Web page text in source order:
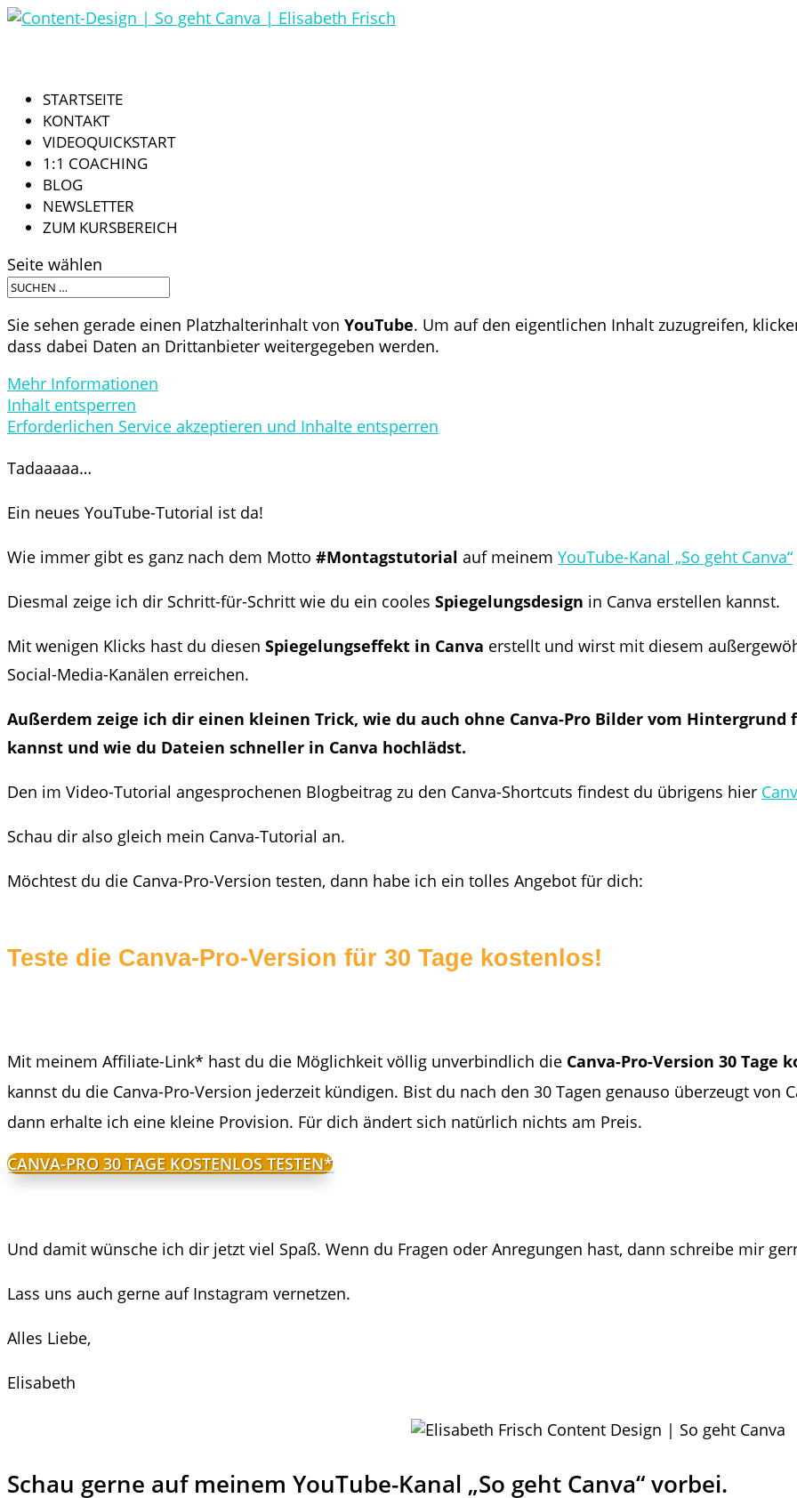
STARTSEITE
KONTAKT
VIDEOQUICKSTART
1:1 COACHING
BLOG
NEWSLETTER
ZUM KURSBEREICH
Seite wählen
Sie sehen gerade einen Platzhalterinhalt von YouTube. Um auf den eigentlichen Inhalt zuzugreifen,
dass dabei Daten an Drittanbieter weitergegeben werden.
Mehr Informationen
Inhalt entsperren
Erforderlichen Service akzeptieren und Inhalte entsperren
Tadaaaaa…
Ein neues YouTube-Tutorial ist da!
Wie immer gibt es ganz nach dem Motto #Montagstutorial auf meinem YouTube-Kanal „So geht Canva“
Diesmal zeige ich dir Schritt-für-Schritt wie du ein cooles Spiegelungsdesign in Canva erstellen kannst.
Mit wenigen Klicks hast du diesen Spiegelungseffekt in Canva erstellt und wirst mit diesem
Social-Media-Kanälen erreichen.
Außerdem zeige ich dir einen kleinen Trick, wie du auch ohne Canva-Pro Bilder vom
kannst und wie du Dateien schneller in Canva hochlädst.
Den im Video-Tutorial angesprochenen Blogbeitrag zu den Canva-Shortcuts findest du übrigens hier
Schau dir also gleich mein Canva-Tutorial an.
Möchtest du die Canva-Pro-Version testen, dann habe ich ein tolles Angebot für dich:
Teste die Canva-Pro-Version für 30 Tage kostenlos!
Mit meinem Affiliate-Link* hast du die Möglichkeit völlig unverbindlich die Canva-Pro-Version 30 Tage
kannst du die Canva-Pro-Version jederzeit kündigen. Bist du nach den 30 Tagen genauso überzeugt von
dann erhalte ich eine kleine Provision. Für dich ändert sich natürlich nichts am Preis.
CANVA-PRO 30 TAGE KOSTENLOS TESTEN*
Und damit wünsche ich dir jetzt viel Spaß. Wenn du Fragen oder Anregungen hast, dann schreibe mir
Lass uns auch gerne auf Instagram vernetzen.
Alles Liebe,
Elisabeth
Schau gerne auf meinem YouTube-Kanal „So geht Canva“ vorbei.